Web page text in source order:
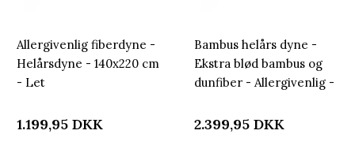
Allergivenlig fiberdyne -
Helårsdyne - 140x220 cm
- Let
dyne - Nordstrand
1.199,95 DKK
Bambus helårs dyne -
Ekstra blød bambus og
dunfiber - Allergivenlig -
Home
2.399,95 DKK